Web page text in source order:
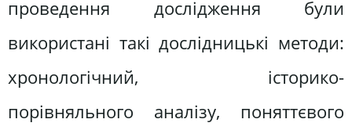
проведення дослідження були
використані такі дослідницькі методи:
хронологічний, історико-
порівняльного аналізу, поняттєвого